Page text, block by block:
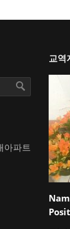
아파트
교역